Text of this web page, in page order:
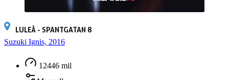
LULEÅ - SPANTGATAN 8
Suzuki Ignis, 2016
12446 mil